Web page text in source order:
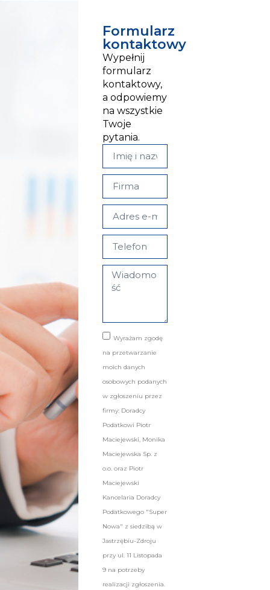
Formularz
kontaktowy
Wypełnij
formularz
kontaktowy,
a odpowiemy
na wszystkie
Twoje
pytania.
Wyrażam zgodę
na przetwarzanie
moich danych
osobowych podanych
w zgłoszeniu przez
firmy: Doradcy
Podatkowi Piotr
Maciejewski, Monika
Maciejewska Sp. z
o.o. oraz Piotr
Maciejewski
Kancelaria Doradcy
Podatkowego "Super
Nowa" z siedzibą w
Jastrzębiu-Zdroju
przy ul. 11 Listopada
9 na potrzeby
realizacji zgłoszenia.